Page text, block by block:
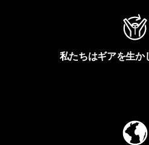
私たちはギアを生か